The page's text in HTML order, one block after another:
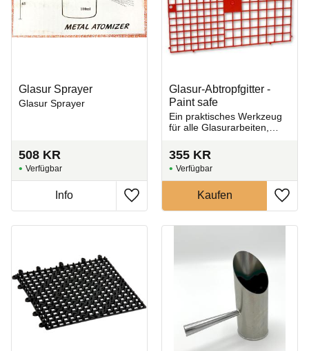
Glasur Sprayer
Glasur Sprayer
508 KR
Zu Favoriten hinzufügen
Glasur-Abtropfgitter -
Paint safe
Ein praktisches Werkzeug
für alle Glasurarbeiten,
Tauchen.
355 KR
Zu